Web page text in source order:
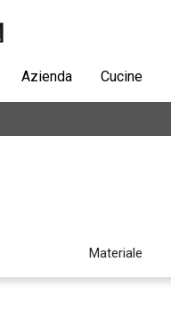
Azienda Cucine
Materiale